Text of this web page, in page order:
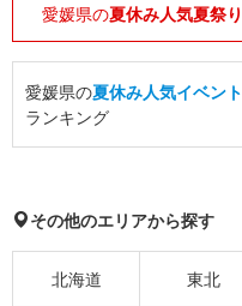
愛媛県の夏休み人気夏祭り
愛媛県の夏休み人気イベント
ランキング
その他のエリアから探す
北海道 東北